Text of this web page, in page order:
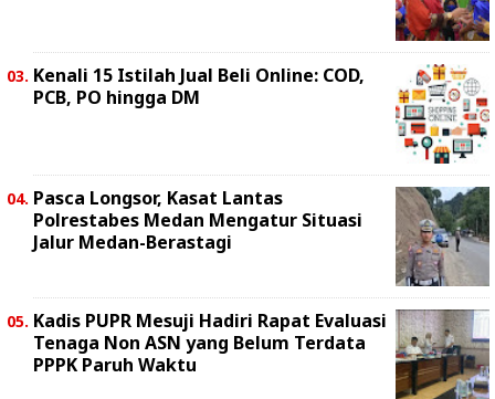
Kenali 15 Istilah Jual Beli Online: COD,
PCB, PO hingga DM
Pasca Longsor, Kasat Lantas
Polrestabes Medan Mengatur Situasi
Jalur Medan-Berastagi
Kadis PUPR Mesuji Hadiri Rapat Evaluasi
Tenaga Non ASN yang Belum Terdata
PPPK Paruh Waktu